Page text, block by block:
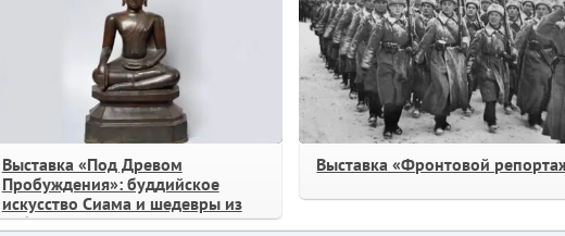
Выставка «Под Древом
Пробуждения»: буддийское
искусство Сиама и шедевры из
собрания Щукина»
Выставка «Фронтовой